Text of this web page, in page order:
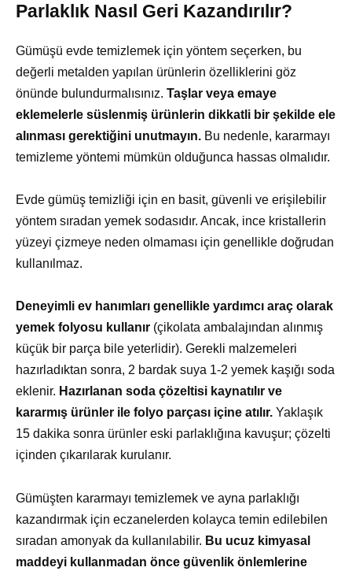
Parlaklık Nasıl Geri Kazandırılır?
Gümüşü evde temizlemek için yöntem seçerken, bu
değerli metalden yapılan ürünlerin özelliklerini göz
önünde bulundurmalısınız. Taşlar veya emaye
eklemelerle süslenmiş ürünlerin dikkatli bir şekilde ele
alınması gerektiğini unutmayın. Bu nedenle, kararmayı
temizleme yöntemi mümkün olduğunca hassas olmalıdır.
Evde gümüş temizliği için en basit, güvenli ve erişilebilir
yöntem sıradan yemek sodasıdır. Ancak, ince kristallerin
yüzeyi çizmeye neden olmaması için genellikle doğrudan
kullanılmaz.
Deneyimli ev hanımları genellikle yardımcı araç olarak
yemek folyosu kullanır (çikolata ambalajından alınmış
küçük bir parça bile yeterlidir). Gerekli malzemeleri
hazırladıktan sonra, 2 bardak suya 1-2 yemek kaşığı soda
eklenir. Hazırlanan soda çözeltisi kaynatılır ve
kararmış ürünler ile folyo parçası içine atılır. Yaklaşık
15 dakika sonra ürünler eski parlaklığına kavuşur; çözelti
içinden çıkarılarak kurulanır.
Gümüşten kararmayı temizlemek ve ayna parlaklığı
kazandırmak için eczanelerden kolayca temin edilebilen
sıradan amonyak da kullanılabilir. Bu ucuz kimyasal
maddeyi kullanmadan önce güvenlik önlemlerine